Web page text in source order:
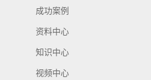
成功案例
资料中心
知识中心
视频中心